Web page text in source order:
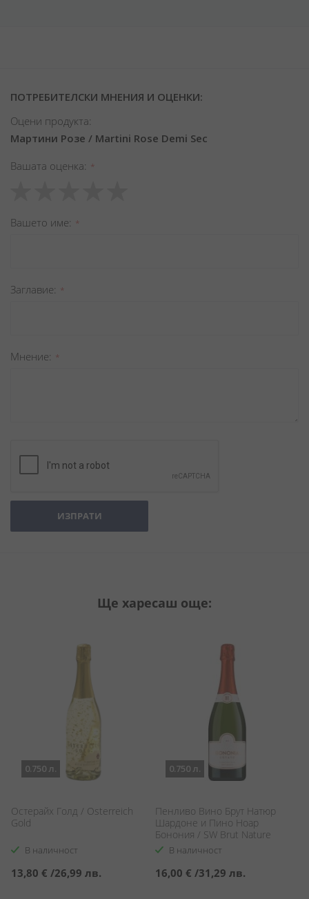
ПОТРЕБИТЕЛСКИ МНЕНИЯ И ОЦЕНКИ:
Оцени продукта:
Мартини Розе / Martini Rose Demi Sec
Вашата оценка
star
stars
stars
stars
stars
Вашето име
Заглавиe
Мнение
ИЗПРАТИ
Ще харесаш още:
0.750 л.
Остерайх Голд / Osterreich
Gold
В наличност
13,80 € /26,99 лв.
0.750 л.
Пенливо Вино Брут Натюр
Шардоне и Пино Ноар
Бонония / SW Brut Nature
Chardonnay & Pinot Noir
Bononia
В наличност
16,00 € /31,29 лв.